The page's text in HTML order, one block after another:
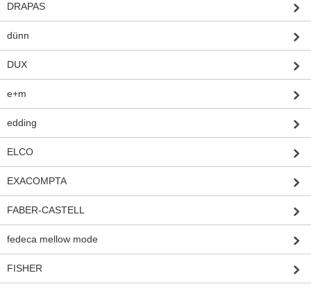
DRAPAS
dünn
DUX
e+m
edding
ELCO
EXACOMPTA
FABER-CASTELL
fedeca mellow mode
FISHER